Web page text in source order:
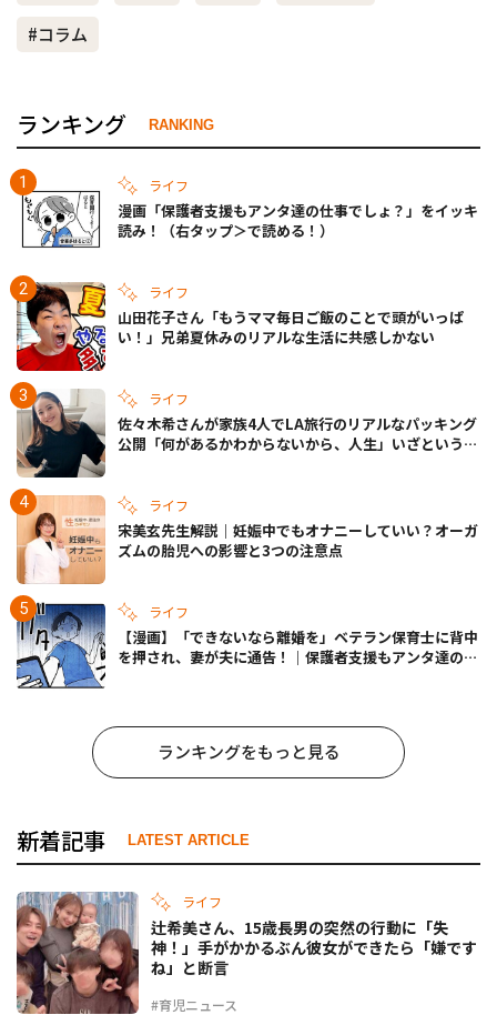
#コラム
ランキング RANKING
ライフ
漫画「保護者支援もアンタ達の仕事でしょ？」をイッキ
読み！（右タップ＞で読める！）
ライフ
山田花子さん「もうママ毎日ご飯のことで頭がいっぱ
い！」兄弟夏休みのリアルな生活に共感しかない
ライフ
佐々木希さんが家族4人でLA旅行のリアルなパッキング
公開「何があるかわからないから、人生」いざというと
ライフ
宋美玄先生解説｜妊娠中でもオナニーしていい？オーガ
ズムの胎児への影響と3つの注意点
ライフ
【漫画】「できないなら離婚を」ベテラン保育士に背中
を押され、妻が夫に通告！｜保護者支援もアンタ達の仕
ランキングをもっと見る
新着記事 LATEST ARTICLE
ライフ
#育児ニュース
辻希美さん、15歳長男の突然の行動に「失
神！」手がかかるぶん彼女ができたら「嫌です
ね」と断言